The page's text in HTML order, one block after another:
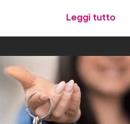
Leggi tutto